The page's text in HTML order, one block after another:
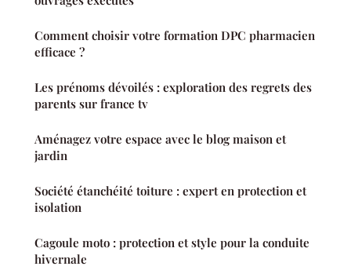
Comment choisir votre formation DPC pharmacien
efficace ?
Les prénoms dévoilés : exploration des regrets des
parents sur france tv
Aménagez votre espace avec le blog maison et
jardin
Société étanchéité toiture : expert en protection et
isolation
Cagoule moto : protection et style pour la conduite
hivernale